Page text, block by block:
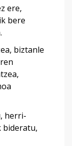
ere,
bere
biztanle
herri-
bideratu,